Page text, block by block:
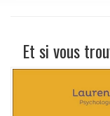
Et si vous